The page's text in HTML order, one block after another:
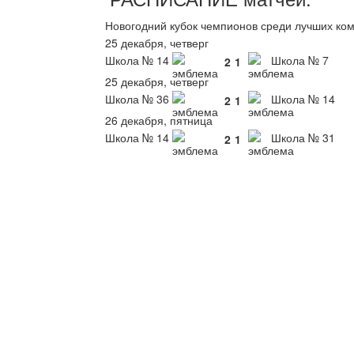
Новогодний кубок чемпионов среди лучших
25 декабря, четверг
Школа № 14
2 1 Школа № 7
25 декабря, четверг
Школа № 36
2 1 Школа № 14
26 декабря, пятница
Школа № 14
2 1 Школа № 31